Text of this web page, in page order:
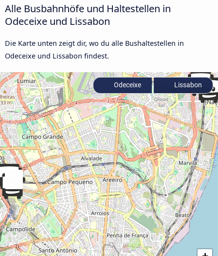
Alle Busbahnhöfe und Haltestellen in
Odeceixe und Lissabon
Die Karte unten zeigt dir, wo du alle Bushaltestellen in
Odeceixe und Lissabon findest.
Odeceixe Lissabon